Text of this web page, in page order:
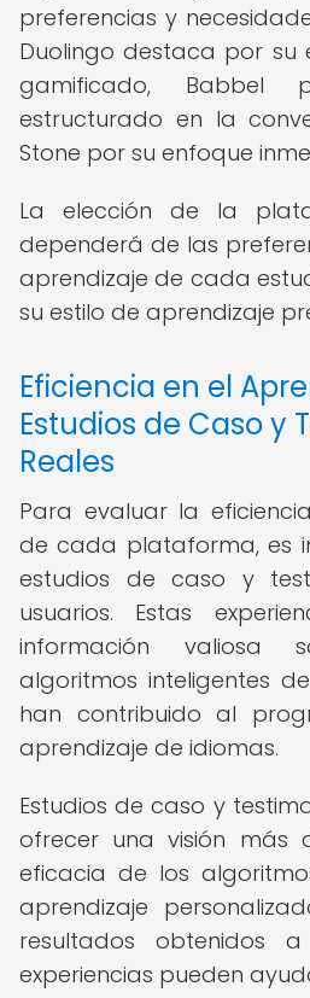
preferencias y
Duolingo destaca por su
gamificado, Babbel
estructurado en la
Stone por su enfoque
La elección de la
dependerá de las
aprendizaje de cada
su estilo de aprendizaje
Eficiencia en el
Estudios de Caso y
Reales
Para evaluar la
de cada plataforma, es
estudios de caso y
usuarios. Estas
información valiosa
algoritmos inteligentes
han contribuido al
aprendizaje de idiomas.
Estudios de caso y
ofrecer una visión más
eficacia de los
aprendizaje
resultados obtenidos
experiencias pueden